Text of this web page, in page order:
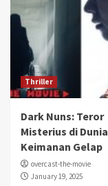
Thriller
Dark Nuns: Teror
Misterius di Dunia
Keimanan Gelap
overcast-the-movie
January 19, 2025